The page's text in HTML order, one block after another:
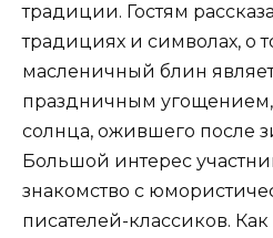
традиции. Гостям
традициях и символах, о
масленичный блин
праздничным угощением,
солнца, ожившего после
Большой интерес
знакомство с
писателей-классиков.